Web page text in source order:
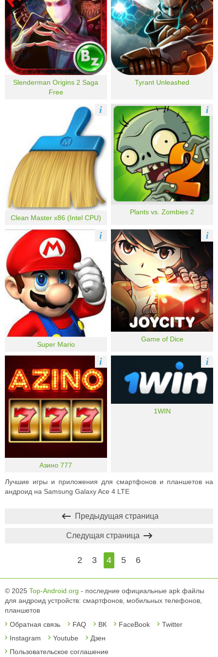
Slenderman Origins 2 Saga
Free
Tyrant Unleashed
Clean Master x86 (Intel CPU)
i
Plants vs. Zombies 2
i
Super Mario
i
Game of Dice
i
Азино 777
i
1WIN
i
Лучшие игры и приложения для смартфонов и планшетов на
андроид на Samsung Galaxy Ace 4 LTE
Предыдущая страница
2 3 4 5 6
Следущая страница
© 2025 Top-Android.org - последние официальные apk файлы
для андроид устройств: смартфонов, мобильных телефонов,
планшетов
Обратная связь
FAQ ВК FaceBook
Twitter
Instagram
Youtube
Дзен
Пользовательское соглашение